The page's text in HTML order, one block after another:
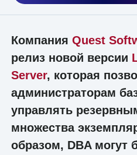
Компания Quest
релиз новой версии
Server, которая
администраторам
управлять
множества
образом, DBA могут